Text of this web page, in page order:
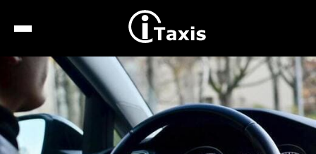
Recherche
Calcul de tarif
Taxis conventionnés
Espace pro